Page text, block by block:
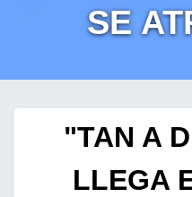
SE
"TAN A
LLEGA